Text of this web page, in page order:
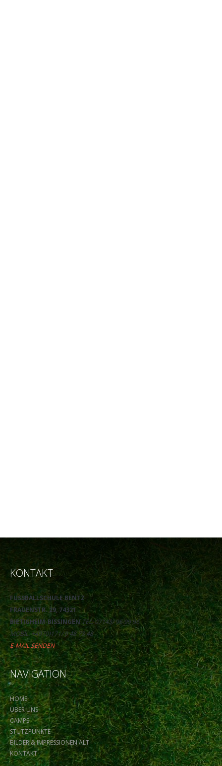
KONTAKT
FUSSBALLSCHULE BENTZ
FRAUENSTR. 29, 74321
BIETIGHEIM-BISSINGENTEL: 07143/ 96 99 96
MOBIL: +49 (0)171/ 9 48 78 48
E-MAIL SENDEN
NAVIGATION
HOME
ÜBER UNS
CAMPS
STÜTZPUNKTE
BILDER & IMPRESSIONEN ALT
KONTAKT